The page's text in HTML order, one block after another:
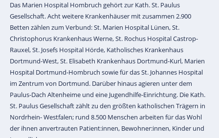
Das Marien Hospital Hombruch gehört zur Kath. St. Paulus
Gesellschaft. Acht weitere Krankenhäuser mit zusammen 2.900
Betten zählen zum Verbund: St. Marien Hospital Lünen, St.
Christophorus Krankenhaus Werne, St. Rochus Hospital Castrop-
Rauxel, St. Josefs Hospital Hörde, Katholisches Krankenhaus
Dortmund-West, St. Elisabeth Krankenhaus Dortmund-Kurl, Marien
Hospital Dortmund-Hombruch sowie für das St. Johannes Hospital
im Zentrum von Dortmund. Darüber hinaus agieren unter dem
Paulus-Dach Altenheime und eine Jugendhilfe-Einrichtung. Die Kath.
St. Paulus Gesellschaft zählt zu den größten katholischen Trägern in
Nordrhein- Westfalen; rund 8.500 Menschen arbeiten für das Wohl
der ihnen anvertrauten Patient:innen, Bewohner:innen, Kinder und